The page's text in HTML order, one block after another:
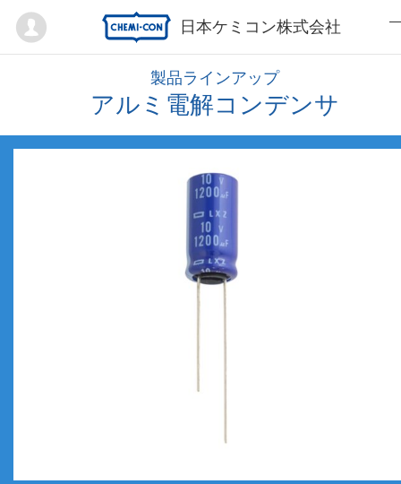
日本ケミコン株式会社
Mypage
製品ラインアップ
アルミ電解コンデンサ